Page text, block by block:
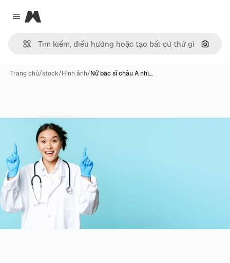
Close menu
Magnific
Tìm
Trang chủ/stock/Hình ảnh/Nữ bác sĩ châu Á nhi…